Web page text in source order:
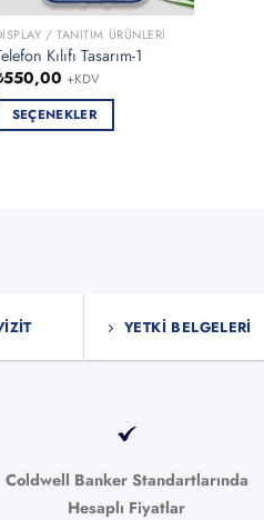
/ TANITIM ÜRÜNLERI
Kılıfı Tasarım-1
550,00 +KDV
SEÇENEKLER
YETKI BELGELERI
Coldwell Banker Standartlarında
Hesaplı Fiyatlar